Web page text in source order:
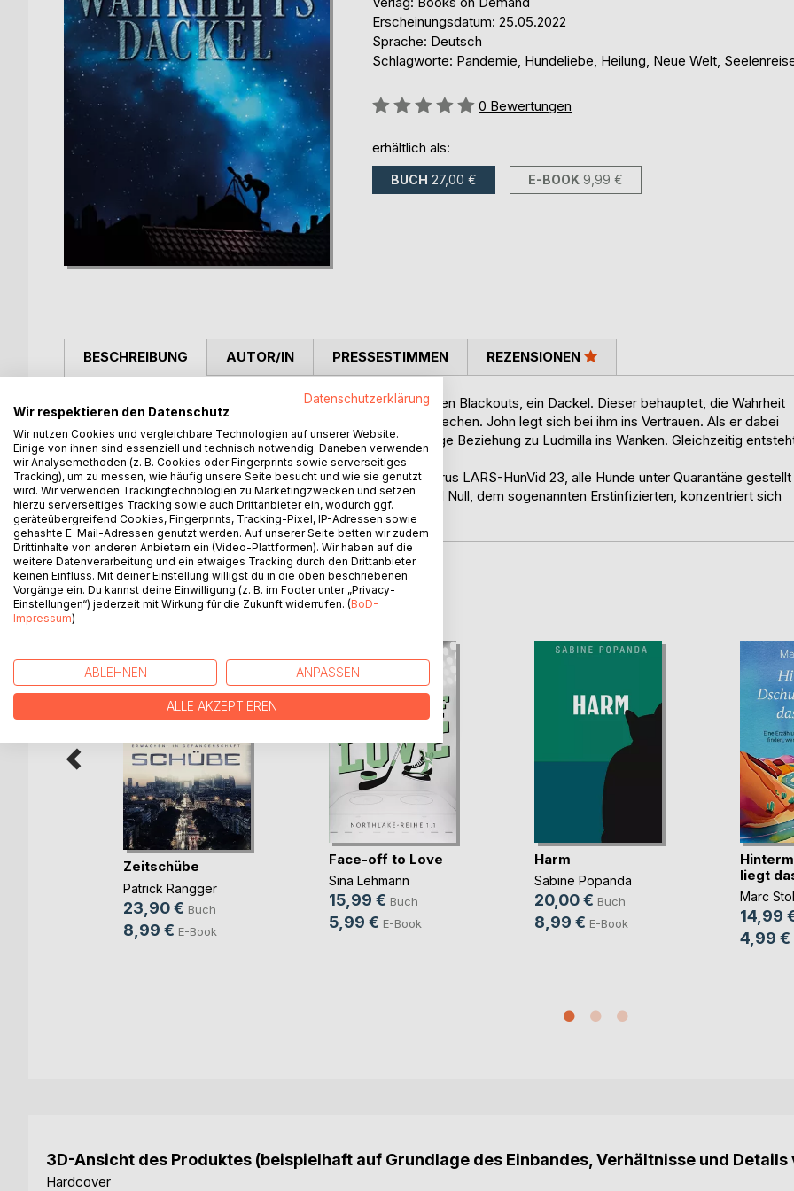
Erscheinungsdatum: 25.05.2022
Sprache: Deutsch
Schlagworte: Pandemie, Hundeliebe, Heilung, Neue Welt,
Bewertung::
0 Bewertungen
erhältlich als:
BUCH 27,00 € E-BOOK 9,99 €
BESCHREIBUNG
Auf Johns Dach landet eines Nachts, während eines großen Blackouts, ein Dackel. Dieser behauptet, die Wahrheit
zu sehen, zu schmecken, zu riechen, zu fühlen und zu sprechen. John legt sich bei ihm ins Vertrauen. Als er dabei
das Steuer über sein Leben loslässt, gerät seine langjährige Beziehung zu Ludmilla ins Wanken. Gleichzeitig
eine neue Nähe zu Julia.
Zur selben Zeit werden weltweit, angeblich wegen des Virus LARS-HunVid 23, alle Hunde unter Quarantäne gestellt
und zu Impfungen gezwungen. Die Suche nach dem Hund Null, dem sogenannten Erstinfizierten, konzentriert sich
dabei ausgerechnet auf Johns Stadt.
AUTOR/IN PRESSESTIMMEN REZENSIONEN
WEITERE TITEL BEIBoD
Zeitschübe
Patrick Rangger
23,90 € Buch
8,99 € E-Book
Face-off to Love
Sina Lehmann
15,99 € Buch
5,99 € E-Book
Harm
Sabine Popanda
20,00 € Buch
8,99 € E-Book
liegt
Marc
14,99
4,99 €
3D-Ansicht des Produktes (beispielhaft auf Grundlage des Einbandes, Verhältnisse und
Hardcover
Datenschutzerklärung
Wir respektieren den Datenschutz
Wir nutzen Cookies und vergleichbare Technologien auf unserer Website.
Einige von ihnen sind essenziell und technisch notwendig. Daneben verwenden
wir Analysemethoden (z. B. Cookies oder Fingerprints sowie serverseitiges
Tracking), um zu messen, wie häufig unsere Seite besucht und wie sie genutzt
wird. Wir verwenden Trackingtechnologien zu Marketingzwecken und setzen
hierzu serverseitiges Tracking sowie auch Drittanbieter ein, wodurch ggf.
geräteübergreifend Cookies, Fingerprints, Tracking-Pixel, IP-Adressen sowie
gehashte E-Mail-Adressen genutzt werden. Auf unserer Seite betten wir zudem
Drittinhalte von anderen Anbietern ein (Video-Plattformen). Wir haben auf die
weitere Datenverarbeitung und ein etwaiges Tracking durch den Drittanbieter
keinen Einfluss. Mit deiner Einstellung willigst du in die oben beschriebenen
Vorgänge ein. Du kannst deine Einwilligung (z. B. im Footer unter „Privacy-
Einstellungen“) jederzeit mit Wirkung für die Zukunft widerrufen. (BoD-
Impressum)
ABLEHNEN ANPASSEN
ALLE AKZEPTIEREN